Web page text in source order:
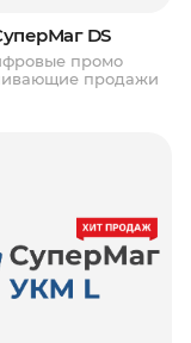
DS
промо
продажи